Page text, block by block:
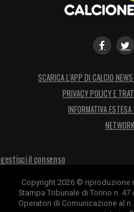
SCARICA L’APP DI CALCIO
PRIVACY POLICY E
INFORMATIVA
gestisci il consenso
Copyright 2026 © riproduzione
Stampa Tribunale di Torino n.
Operatori di Comunicazione al n.